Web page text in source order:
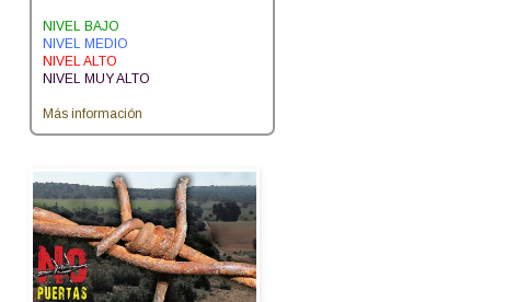
NIVEL BAJO
NIVEL MEDIO
NIVEL ALTO
NIVEL MUY ALTO
Más información